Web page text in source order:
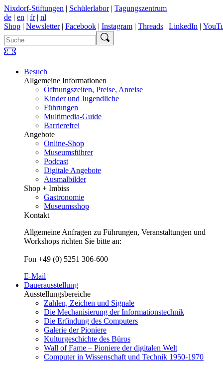
Nixdorf-Stiftungen | Schülerlabor| Tagungszentrum
de | en | fr| nl
Shop | Newsletter| Facebook | Instagram | Threads | LinkedIn |
Besuch
Allgemeine Informationen
Öffnungszeiten, Preise, Anreise
Kinder und Jugendliche
Führungen
Multimedia-Guide
Barrierefrei
Angebote
Online-Shop
Museumsführer
Podcast
Digitale Angebote
Ausmalbilder
Shop + Imbiss
Gastronomie
Museumsshop
Kontakt
Allgemeine Anfragen zu Führungen, Veranstaltungen und
Workshops richten Sie bitte an:
Fon +49 (0) 5251 306-600
E-Mail
Dauerausstellung
Ausstellungsbereiche
Zahlen, Zeichen und Signale
Die Mechanisierung der Informationstechnik
Die Erfindung des Computers
Galerie der Pioniere
Kulturgeschichte des Büros
Wall of Fame – Pioniere der digitalen Welt
Computer in Wissenschaft und Technik 1950-1970